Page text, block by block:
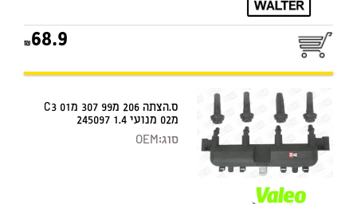
68.9
ס.הצתה 206 מ99 307 מC3 01
מ02 מנועי 1.4 245097
סוג:OEM